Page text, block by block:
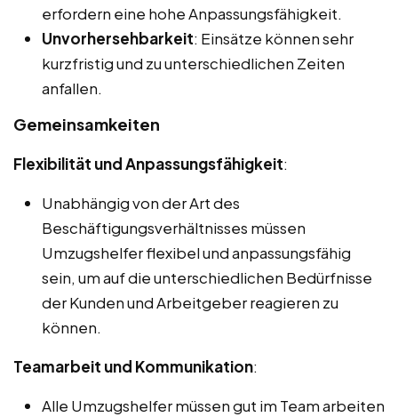
erfordern eine hohe Anpassungsfähigkeit.
Unvorhersehbarkeit: Einsätze können sehr
kurzfristig und zu unterschiedlichen Zeiten
anfallen.
Gemeinsamkeiten
Flexibilität und Anpassungsfähigkeit:
Unabhängig von der Art des
Beschäftigungsverhältnisses müssen
Umzugshelfer flexibel und anpassungsfähig
sein, um auf die unterschiedlichen Bedürfnisse
der Kunden und Arbeitgeber reagieren zu
können.
Teamarbeit und Kommunikation:
Alle Umzugshelfer müssen gut im Team arbeiten